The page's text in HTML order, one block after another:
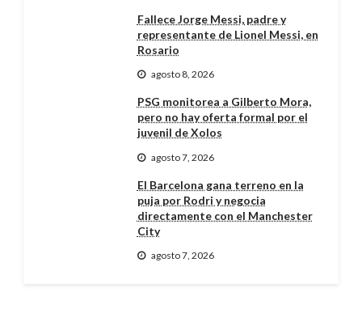
Fallece Jorge Messi, padre y
representante de Lionel Messi, en
Rosario
agosto 8, 2026
PSG monitorea a Gilberto Mora,
pero no hay oferta formal por el
juvenil de Xolos
agosto 7, 2026
El Barcelona gana terreno en la
puja por Rodri y negocia
directamente con el Manchester
City
agosto 7, 2026